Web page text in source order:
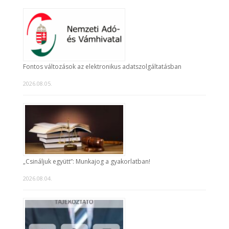
Fontos változások az elektronikus adatszolgáltatásban
2026.08.05.
„Csináljuk együtt”: Munkajog a gyakorlatban!
2026.08.04.